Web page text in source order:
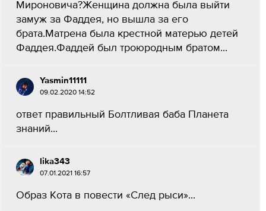
Мироновича?Женщина должна была выйти
замуж за Фаддея, но вышла за его
брата.Матрена была крестной матерью детей
Фаддея.Фаддей был троюродным братом...
Yasmin11111
09.02.2020 14:52
ответ правильный Болтливая баба Планета
знаний...
lika343
07.01.2021 16:57
Образ Кота в повести «След рыси»...